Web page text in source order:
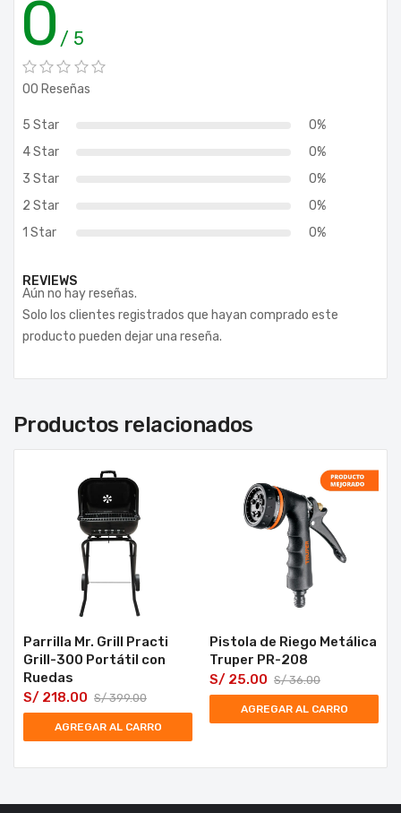
0 / 5
00 Reseñas
5 Star
0%
4 Star
0%
3 Star
0%
2 Star
0%
1 Star
0%
REVIEWS
Aún no hay reseñas.
Solo los clientes registrados que hayan comprado este
producto pueden dejar una reseña.
Productos relacionados
Parrilla Mr. Grill Practi
Grill-300 Portátil con
Ruedas
S/399.00
S/ 218.00
AGREGAR AL CARRO
Pistola de Riego Metálica
Truper PR-208
S/36.00
S/ 25.00
AGREGAR AL CARRO